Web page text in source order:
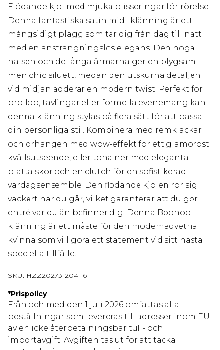
Flödande kjol med mjuka plisseringar för rörelse
Denna fantastiska satin midi-klänning är ett
mångsidigt plagg som tar dig från dag till natt
med en ansträngningslös elegans. Den höga
halsen och de långa ärmarna ger en blygsam
men chic siluett, medan den utskurna detaljen
vid midjan adderar en modern twist. Perfekt för
bröllop, tävlingar eller formella evenemang kan
denna klänning stylas på flera sätt för att passa
din personliga stil. Kombinera med remklackar
och örhängen med wow-effekt för ett glamoröst
kvällsutseende, eller tona ner med eleganta
platta skor och en clutch för en sofistikerad
vardagsensemble. Den flödande kjolen rör sig
vackert när du går, vilket garanterar att du gör
entré var du än befinner dig. Denna Boohoo-
klänning är ett måste för den modemedvetna
kvinna som vill göra ett statement vid sitt nästa
speciella tillfälle.
SKU: HZZ20273-204-16
*Prispolicy
Från och med den 1 juli 2026 omfattas alla
beställningar som levereras till adresser inom EU
av en icke återbetalningsbar tull- och
importavgift. Avgiften tas ut för att täcka